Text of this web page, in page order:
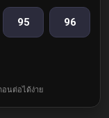
95 96
อนต่อได้ง่าย